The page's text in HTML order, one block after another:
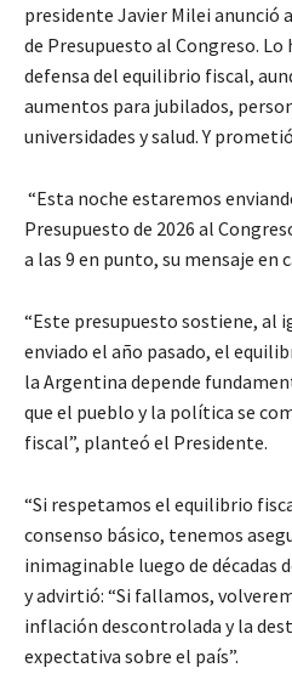
presidente Javier Milei anunció
de Presupuesto al Congreso.
defensa del equilibrio fiscal,
aumentos para jubilados,
universidades y salud. Y
“Esta noche estaremos
Presupuesto de 2026 al
a las 9 en punto, su mensaje en
“Este presupuesto sostiene, al
enviado el año pasado, el
la Argentina depende
que el pueblo y la política se
fiscal”, planteó el Presidente.
“Si respetamos el equilibrio
consenso básico, tenemos
inimaginable luego de décadas
y advirtió: “Si fallamos,
inflación descontrolada y la
expectativa sobre el país”.